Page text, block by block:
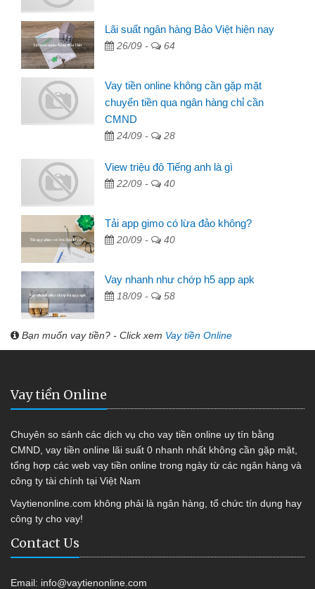
Lãi suất ngân hàng Bảo Việt hiện nay
26/09 - 64
Vay tiền online không cần gặp mặt
chuyển tiền qua ngân hàng chỉ cần
CMND
24/09 - 28
View triệu đô Tiếng anh là gì
22/09 - 40
Tải app gimo có lừa đảo không?
20/09 - 40
Vay nhanh như chớp h5 app apk
18/09 - 58
Bạn muốn vay tiền? - Click xem Vay tiền Online
Vay tiền Online
Chuyên so sánh các dịch vụ cho vay tiền online uy tín bằng
CMND, vay tiền online lãi suất 0 nhanh nhất không cần gặp mặt,
tổng hợp các web vay tiền online trong ngày từ các ngân hàng và
công ty tài chính tại Việt Nam
Vaytienonline.com không phải là ngân hàng, tổ chức tín dụng hay
công ty cho vay!
Contact Us
Email: info@vaytienonline.com